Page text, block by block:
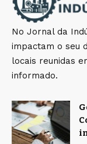
No Jornal da
impactam o seu
locais reunidas
informado.